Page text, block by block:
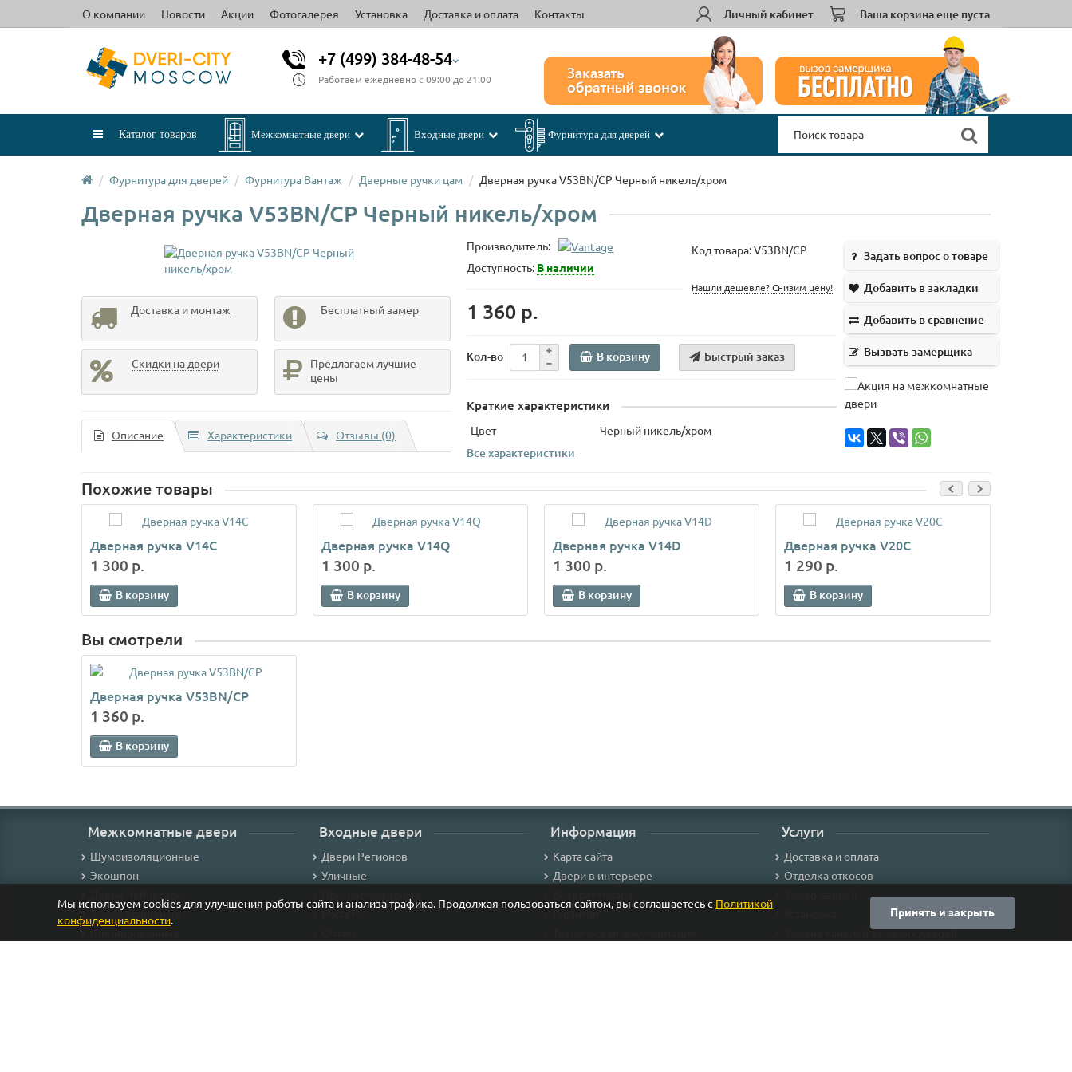
Личный кабинет Ваша корзина еще пуста
О компании Новости Акции Фотогалерея Установка Доставка и оплата Контакты
+7 (499) 384-48-54
Работаем ежедневно с 09:00 до 21:00
Каталог товаров Межкомнатные двери Входные двери Фурнитура для дверей
Фурнитура для дверей Фурнитура Вантаж Дверные ручки цам Дверная ручка V53BN/CP Черный никель/хром
Дверная ручка V53BN/CP Черный никель/хром
Доставка и монтаж Бесплатный замер
Скидки на двери
Предлагаем лучшие
цены
Описание Характеристики Отзывы (0)
Производитель: Код товара:V53BN/CP
Доступность: В наличии
Нашли дешевле? Снизим цену!
1 360 р.
Кол-во В корзину Быстрый заказ
Краткие характеристики
Цвет
Черный никель/хром
Все характеристики
Задать вопрос о товаре
Добавить в закладки
Добавить в сравнение
Вызвать замерщика
Похожие товары
Дверная ручка V14C
1 300 р.
В корзину
Дверная ручка V14Q
1 300 р.
В корзину
Дверная ручка V14D
1 300 р.
В корзину
Дверная ручка V20C
1 290 р.
В корзину
Вы смотрели
Дверная ручка V53BN/CP
1 360 р.
В корзину
Межкомнатные двери
Шумоизоляционные
Экошпон
Эмаль крашеные
Входные двери
Двери Регионов
Уличные
Информация
Карта сайта
Двери в интерьере
Мы используем cookies для улучшения работы сайта и анализа трафика. Продолжая пользоваться сайтом, вы соглашаетесь с Политикой
конфиденциальности.
Принять и закрыть
Услуги
Доставка и оплата
Отделка откосов
Замена панелей входных дверей